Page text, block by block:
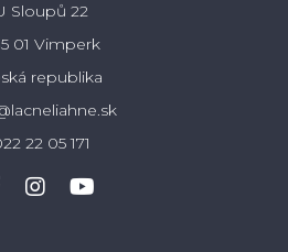
Sloupů 22
01 Vimperk
republika
22 05 171